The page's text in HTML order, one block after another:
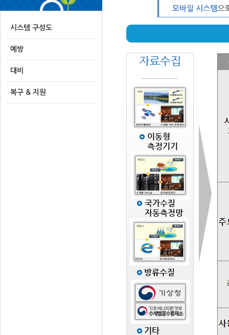
시스템 구성도
예방
대비
복구 & 지원